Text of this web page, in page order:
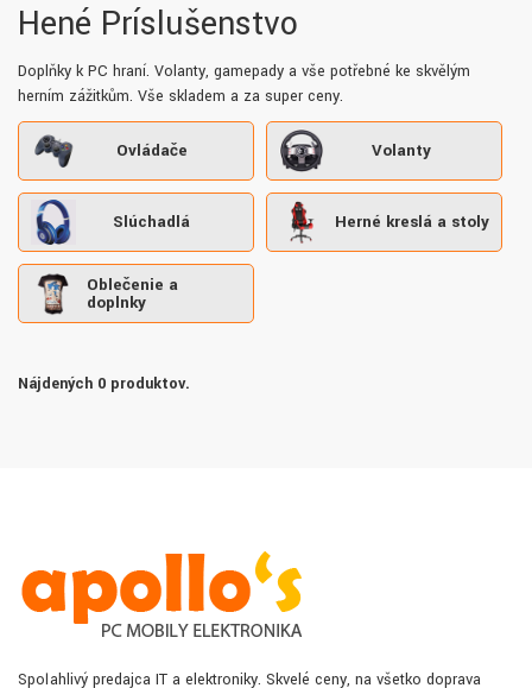
Hené Príslušenstvo
Doplňky k PC hraní. Volanty, gamepady a vše potřebné ke skvělým
herním zážitkům. Vše skladem a za super ceny.
Ovládače Volanty
Slúchadlá Herné kreslá a stoly
Oblečenie a
doplnky
Nájdených 0 produktov.
Spoľahlivý predajca IT a elektroniky. Skvelé ceny, na všetko doprava